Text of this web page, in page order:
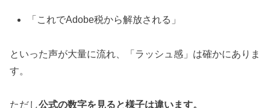
「これでAdobe税から解放される」
といった声が大量に流れ、「ラッシュ感」は確かにありま
す。
ただし公式の数字を見ると様子は違います。